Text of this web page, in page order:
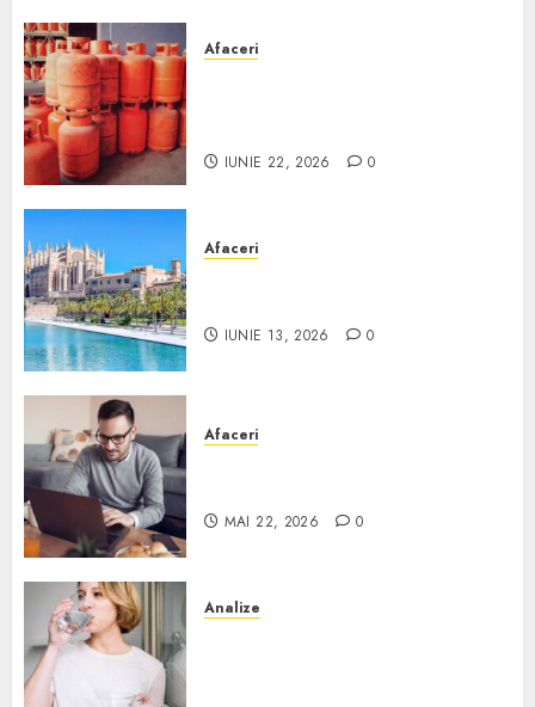
Afaceri
IUNIE 22, 2026 0
Afaceri
IUNIE 13, 2026 0
Afaceri
MAI 22, 2026 0
Analize